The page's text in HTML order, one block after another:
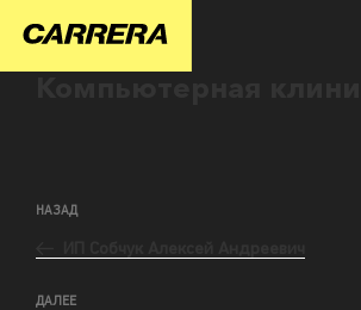
НАЗАД
ДАЛЕЕ